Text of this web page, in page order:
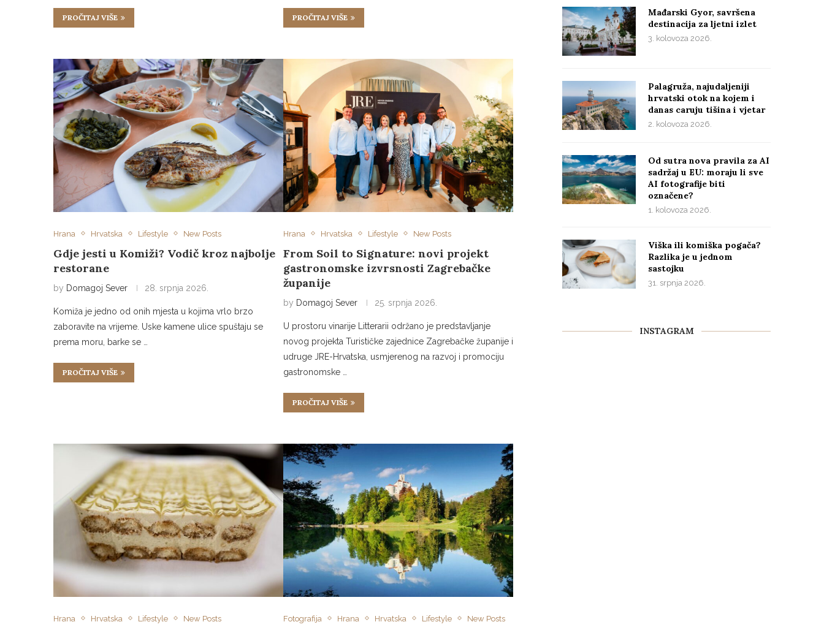
PROČITAJ VIŠE PROČITAJ VIŠE
Hrana Hrvatska Lifestyle New Posts
Gdje jesti u Komiži? Vodič kroz najbolje
restorane
by Domagoj Sever 28. srpnja 2026.
Komiža je jedno od onih mjesta u kojima vrlo brzo
zaboravite na vrijeme. Uske kamene ulice spuštaju se
prema moru, barke se …
PROČITAJ VIŠE
Hrana Hrvatska Lifestyle New Posts
From Soil to Signature: novi projekt
gastronomske izvrsnosti Zagrebačke
županije
by Domagoj Sever 25. srpnja 2026.
U prostoru vinarije Litterarii održano je predstavljanje
novog projekta Turističke zajednice Zagrebačke županije i
udruge JRE-Hrvatska, usmjerenog na razvoj i promociju
gastronomske …
PROČITAJ VIŠE
Hrana Hrvatska Lifestyle New Posts Fotografija Hrana Hrvatska Lifestyle New Posts
Mađarski Gyor, savršena
destinacija za ljetni izlet
3. kolovoza 2026.
Palagruža, najudaljeniji
hrvatski otok na kojem i
danas caruju tišina i vjetar
2. kolovoza 2026.
Od sutra nova pravila za AI
sadržaj u EU: moraju li sve
AI fotografije biti
označene?
1. kolovoza 2026.
Viška ili komiška pogača?
Razlika je u jednom
sastojku
31. srpnja 2026.
INSTAGRAM